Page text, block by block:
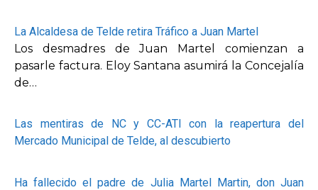
La Alcaldesa de Telde retira Tráfico a Juan Martel
Los desmadres de Juan Martel comienzan a
pasarle factura. Eloy Santana asumirá la Concejalía
de…
Las mentiras de NC y CC-ATI con la reapertura del
Mercado Municipal de Telde, al descubierto
Ha fallecido el padre de Julia Martel Martin, don Juan